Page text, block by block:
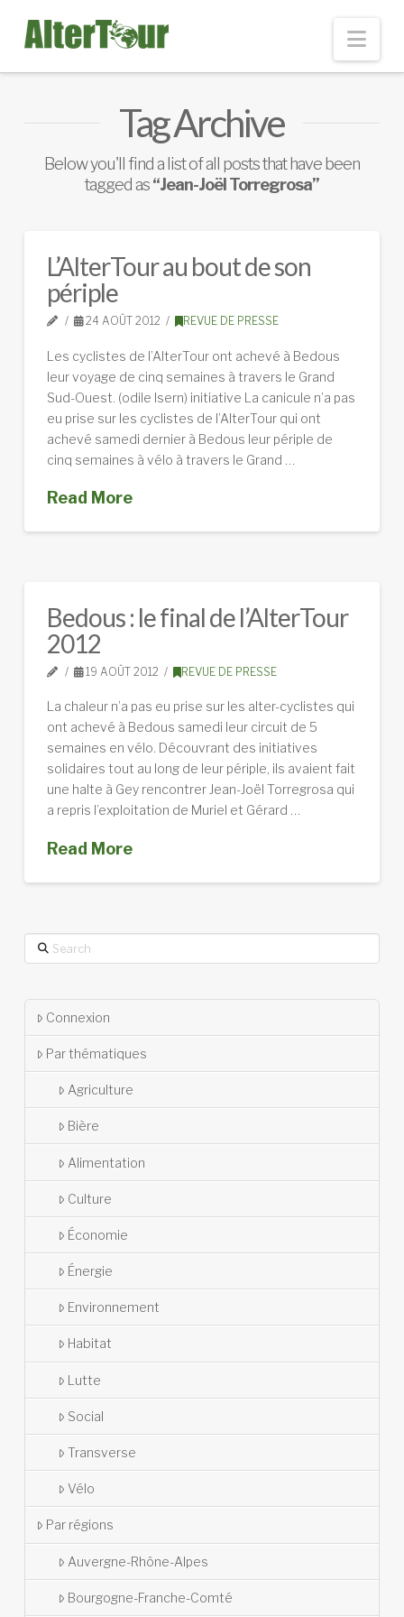
Tag Archive
Below you'll find a list of all posts that have been
tagged as“Jean-Joël Torregrosa”
L’AlterTour au bout de son
périple
24 AOÛT 2012 REVUE DE PRESSE
Les cyclistes de l’AlterTour ont achevé à Bedous
leur voyage de cinq semaines à travers le Grand
Sud-Ouest. (odile Isern) initiative La canicule n’a pas
eu prise sur les cyclistes de l’AlterTour qui ont
achevé samedi dernier à Bedous leur périple de
cinq semaines à vélo à travers le Grand …
Read More
Bedous : le final de l’AlterTour
2012
19 AOÛT 2012 REVUE DE PRESSE
La chaleur n’a pas eu prise sur les alter-cyclistes qui
ont achevé à Bedous samedi leur circuit de 5
semaines en vélo. Découvrant des initiatives
solidaires tout au long de leur périple, ils avaient fait
une halte à Gey rencontrer Jean-Joël Torregrosa qui
a repris l’exploitation de Muriel et Gérard …
Read More
Search
Connexion
Par thématiques
Agriculture
Bière
Alimentation
Culture
Économie
Énergie
Environnement
Habitat
Lutte
Social
Transverse
Vélo
Par régions
Auvergne-Rhône-Alpes
Bourgogne-Franche-Comté